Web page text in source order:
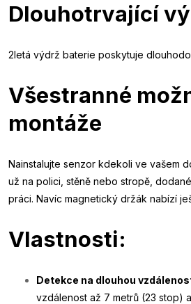
Dlouhotrvající
2letá výdrž baterie poskytuje
Všestranné
montáže
Nainstalujte senzor kdekoli ve vašem
už na polici, stěně nebo stropě,
práci. Navíc magnetický držák nabízí
Vlastnosti:
Detekce na dlouhou
vzdálenost až 7 metrů (23 stop) a